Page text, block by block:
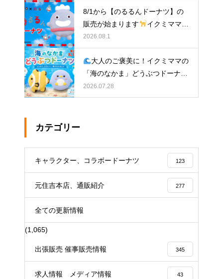
8/1から【のるるんドーナツ】の
販売が始まります
イクミママの
どうぶつドーナツ
2026.08.1
大人のご褒美に！イクミママの
「海のなかま」どうぶつドーナツ
が元住吉に登場
2026.07.28
カテゴリー
キャラクター、コラボードーナツ 123
元住吉本店、通販紹介 277
全ての更新情報
(1,065)
出張販売 催事販売情報 345
求人情報 メディア情報 43